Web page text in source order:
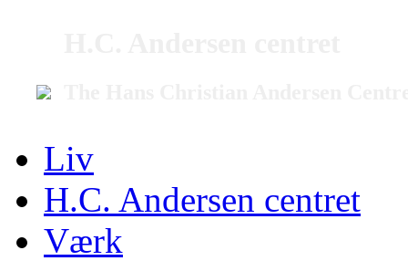
Liv
H.C. Andersen centret
Værk